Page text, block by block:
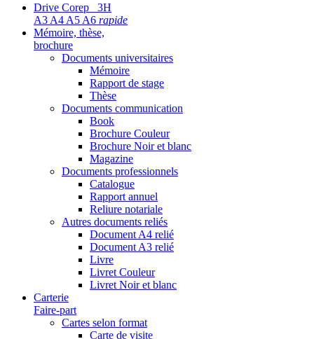
Drive Corep 3H
A3 A4 A5 A6 rapide
Mémoire, thèse,
brochure
Documents universitaires
Mémoire
Rapport de stage
Thèse
Documents communication
Book
Brochure Couleur
Brochure Noir et blanc
Magazine
Documents professionnels
Catalogue
Rapport annuel
Reliure notariale
Autres documents reliés
Document A4 relié
Document A3 relié
Livre
Livret Couleur
Livret Noir et blanc
Carterie
Faire-part
Cartes selon format
Carte de visite